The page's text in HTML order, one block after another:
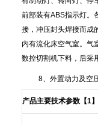
前部装有ABS指示灯。
接，冲压封头焊接而成
内有流化床空气室。气
数控切割机下料，后采
8、外置动力及空
产品主要技术参数 【1